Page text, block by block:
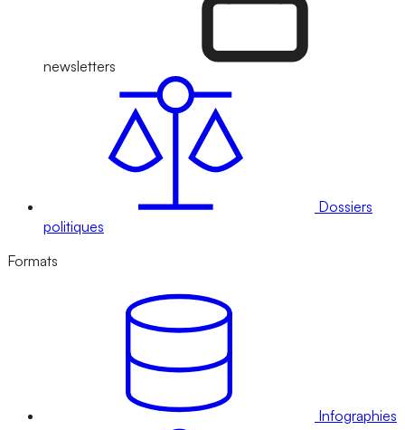
newsletters
Dossiers
politiques
Formats
Infographies